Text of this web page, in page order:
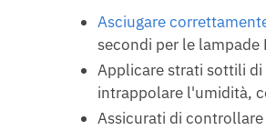
Asciugare
secondi per le lampade
Applicare strati sottili
intrappolare l'umidità,
Assicurati di